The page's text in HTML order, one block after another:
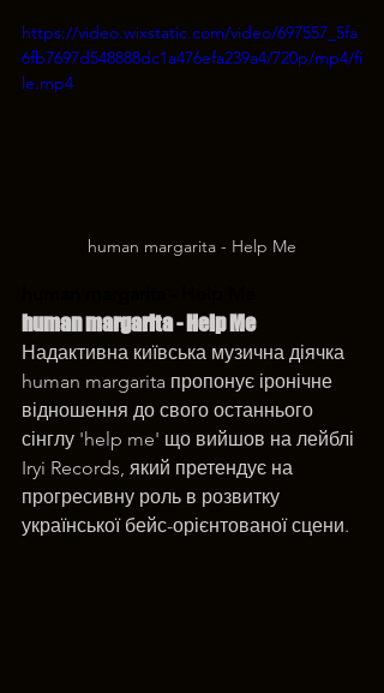
https://video.wixstatic.com/video/697557_5fa
6fb7697d548888dc1a476efa239a4/720p/mp4/fi
le.mp4
human margarita - Help Me
human margarita - Help Me
Надактивна київська музична діячка
human margarita пропонує іронічне
відношення до свого останнього
сінглу 'help me' що вийшов на лейблі
Iryi Records, який претендує на
прогресивну роль в розвитку
української бейс-орієнтованої сцени.